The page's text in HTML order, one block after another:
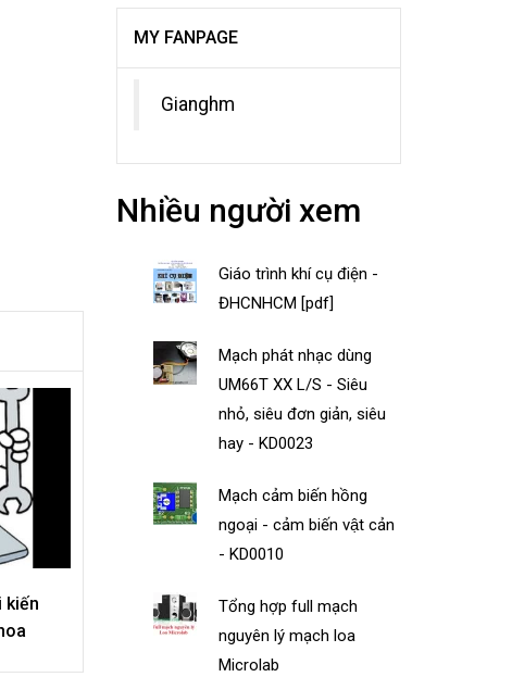
kiến
MY FANPAGE
Gianghm
Nhiều người xem
Giáo trình khí cụ điện -
ĐHCNHCM [pdf]
Mạch phát nhạc dùng
UM66T XX L/S - Siêu
nhỏ, siêu đơn giản, siêu
hay - KD0023
Mạch cảm biến hồng
ngoại - cảm biến vật cản
- KD0010
Tổng hợp full mạch
nguyên lý mạch loa
Microlab